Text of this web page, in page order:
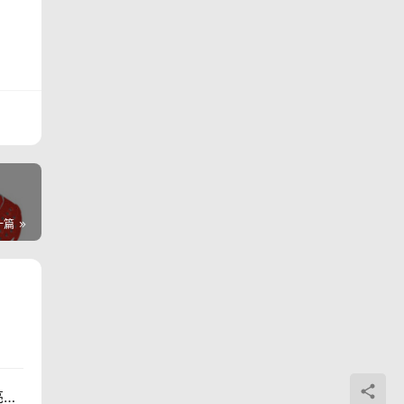
篇
现场 | 中国李宁超轻15代跑鞋发布，“势轻天下”点亮上海之巅